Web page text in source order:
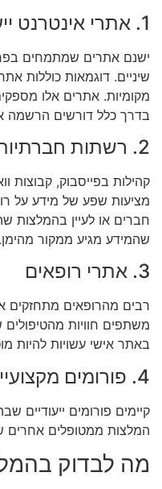
1. אתרי אינטרנט ייעודיים
ישנם אתרים שמתמחים
שיניים. דוגמאות כוללות
מקומיות. אתרים אלו
בדרך כלל דורשים הרשמה
2. רשתות חברתיות
קהילות בפייסבוק, קבוצות
מציעות שפע של מידע על
חברים או לעיין בהמלצות
שהמידע מגיע ממקור מהימן.
3. אתרי רופאים
רבים מהרופאים מתחזקים
משתפים חוויות
באתר אישי עשויות להיות
4. פורומים מקצועיים וקהילות בריאותיות
קיימים פורומים ייעודיים
המלצות ממטופלים אחרים
מה לבדוק